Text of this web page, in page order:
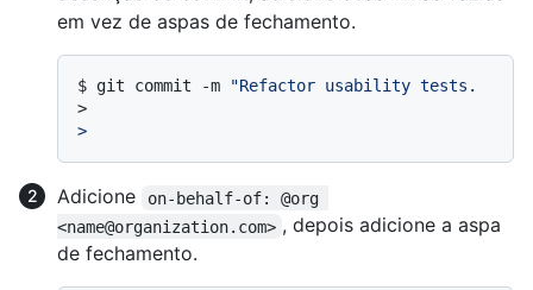
em vez de aspas de fechamento.
$ git commit -m
"Refactor usability tests.
>
>
Adicione
on-behalf-of: @org
<name@organization.com> , depois adicione a aspa
de fechamento.